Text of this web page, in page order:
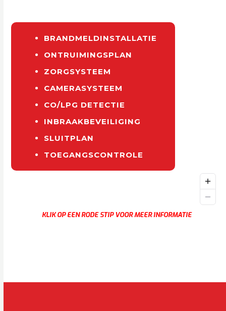
BRANDMELDINSTALLATIE
ONTRUIMINGSPLAN
ZORGSYSTEEM
CAMERASYSTEEM
CO/LPG DETECTIE
INBRAAKBEVEILIGING
SLUITPLAN
TOEGANGSCONTROLE
KLIK OP EEN RODE STIP VOOR MEER INFORMATIE